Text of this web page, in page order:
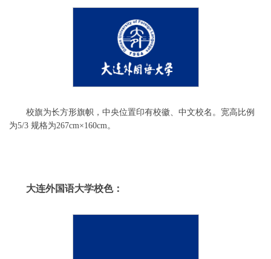
校旗为长方形旗帜，中央位置印有校徽、中文校名。宽高比例
为5/3 规格为267cm×160cm。
大连外国语大学校色：